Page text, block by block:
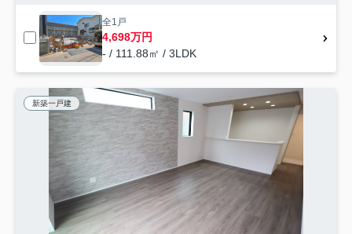
全1戸
4,698万円
- / 111.88㎡ / 3LDK
新築一戸建